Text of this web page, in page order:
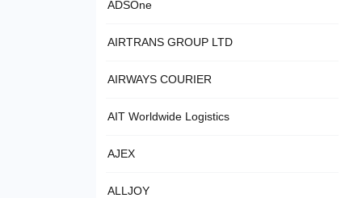
ADSOne
AIRTRANS GROUP LTD
AIRWAYS COURIER
AIT Worldwide Logistics
AJEX
ALLJOY